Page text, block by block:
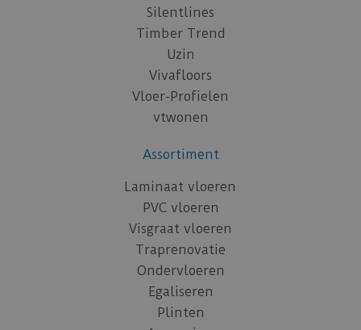
Silentlines
Timber Trend
Uzin
Vivafloors
Vloer-Profielen
vtwonen
Assortiment
Laminaat vloeren
PVC vloeren
Visgraat vloeren
Traprenovatie
Ondervloeren
Egaliseren
Plinten